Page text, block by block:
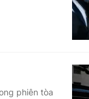
phiên tòa